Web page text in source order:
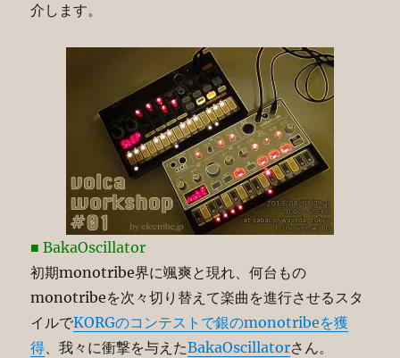
介します。
■ BakaOscillator
初期monotribe界に颯爽と現れ、何台もの
monotribeを次々切り替えて楽曲を進行させるスタ
イルでKORGのコンテストで銀のmonotribeを獲
得、我々に衝撃を与えたBakaOscillatorさん。